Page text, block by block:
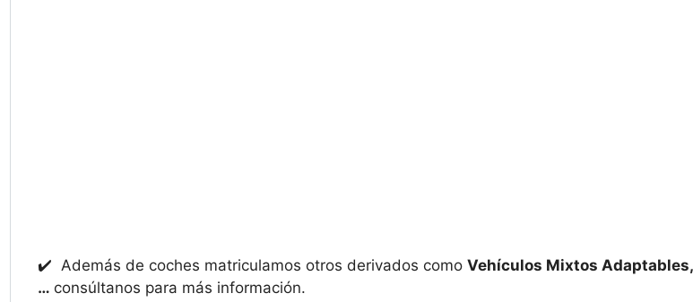
✔️ Además de coches matriculamos otros derivados como Vehículos Mixtos
… consúltanos para más información.